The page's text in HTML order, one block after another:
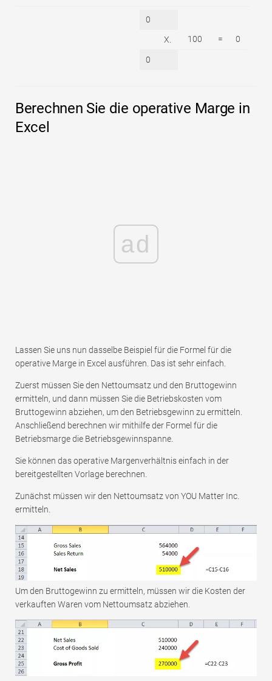
0
X. 100 = 0
0
Berechnen Sie die operative Marge in
Excel
ad
Lassen Sie uns nun dasselbe Beispiel für die Formel für die
operative Marge in Excel ausführen. Das ist sehr einfach.
Zuerst müssen Sie den Nettoumsatz und den Bruttogewinn
ermitteln, und dann müssen Sie die Betriebskosten vom
Bruttogewinn abziehen, um den Betriebsgewinn zu ermitteln.
Anschließend berechnen wir mithilfe der Formel für die
Betriebsmarge die Betriebsgewinnspanne.
Sie können das operative Margenverhältnis einfach in der
bereitgestellten Vorlage berechnen.
Zunächst müssen wir den Nettoumsatz von YOU Matter Inc.
ermitteln.
Um den Bruttogewinn zu ermitteln, müssen wir die Kosten der
verkauften Waren vom Nettoumsatz abziehen.